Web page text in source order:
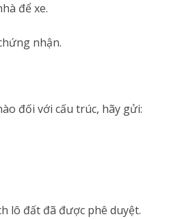
để xe.
nhận.
đối với cấu trúc, hãy gửi:
lô đất đã được phê duyệt.